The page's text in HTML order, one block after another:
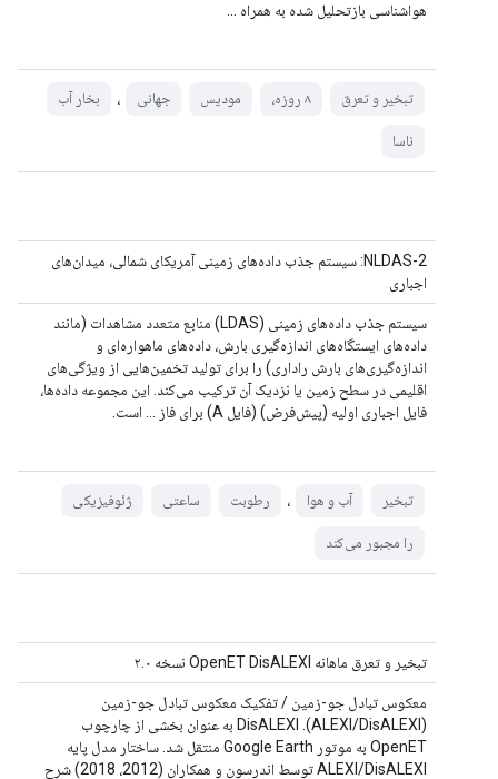
هواشناسی بازتحلیل شده به همراه ...
تبخیر و تعرق ۸ روزه، مودیس جهانی ، بخار آب
ناسا
NLDAS-2: سیستم جذب داده‌های زمینی آمریکای شمالی، میدان‌های
اجباری
سیستم جذب داده‌های زمینی (LDAS) منابع متعدد مشاهدات (مانند
داده‌های ایستگاه‌های اندازه‌گیری بارش، داده‌های ماهواره‌ای و
اندازه‌گیری‌های بارش راداری) را برای تولید تخمین‌هایی از ویژگی‌های
اقلیمی در سطح زمین یا نزدیک آن ترکیب می‌کند. این مجموعه داده‌ها،
فایل اجباری اولیه (پیش‌فرض) (فایل A) برای فاز ... است.
تبخیر آب و هوا ، رطوبت ساعتی ژئوفیزیکی
را مجبور می‌کند
تبخیر و تعرق ماهانه OpenET DisALEXI نسخه ۲.۰
معکوس تبادل جو-زمین / تفکیک معکوس تبادل جو-زمین
(ALEXI/DisALEXI). DisALEXI به عنوان بخشی از چارچوب
OpenET به موتور Google Earth منتقل شد. ساختار مدل پایه
ALEXI/DisALEXI توسط اندرسون و همکاران (2012، 2018) شرح